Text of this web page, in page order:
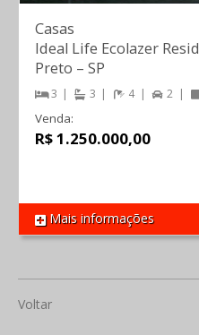
REF 1650
Casas
Ideal Life Ecolazer
Preto – SP
3 3 4 2
Venda:
R$ 1.250.000,00
Mais informações
Voltar